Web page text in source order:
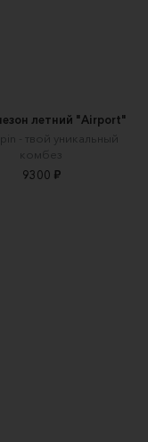
летний "Airport"
- твой уникальный
комбез
9300 ₽